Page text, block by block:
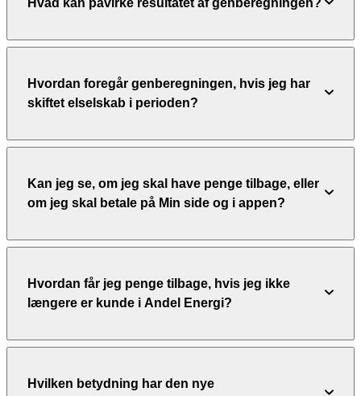
Hvad kan påvirke resultatet af genberegningen?
Hvordan foregår genberegningen, hvis jeg har
skiftet elselskab i perioden?
Kan jeg se, om jeg skal have penge tilbage, eller
om jeg skal betale på Min side og i appen?
Hvordan får jeg penge tilbage, hvis jeg ikke
længere er kunde i Andel Energi?
Hvilken betydning har den nye